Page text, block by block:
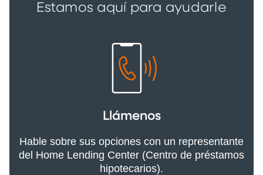
Estamos aquí para ayudarle
Llámenos
Hable sobre sus opciones con un representante
del Home Lending Center (Centro de préstamos
hipotecarios).